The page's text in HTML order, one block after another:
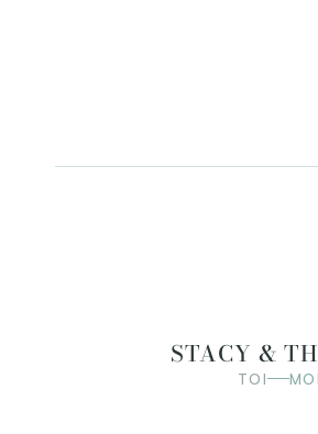
STACY &
TOI MOI